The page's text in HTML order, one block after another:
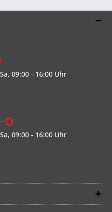
09:00 - 16:00 Uhr
0
09:00 - 16:00 Uhr